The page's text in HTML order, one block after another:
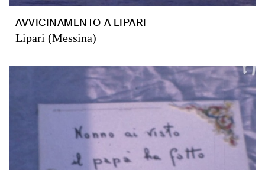
AVVICINAMENTO A LIPARI
Lipari (Messina)